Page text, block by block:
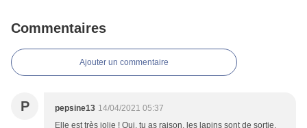
Commentaires
Ajouter un commentaire
P pepsine13 14/04/2021 05:37
Elle est très jolie ! Oui, tu as raison, les lapins sont de sortie,